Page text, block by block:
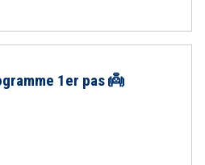
1er pas 👼